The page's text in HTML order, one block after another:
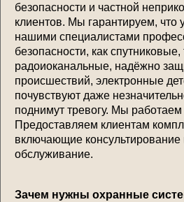
безопасности и частной
клиентов. Мы гарантируем, что
нашими специалистами
безопасности, как спутниковые,
радоиоканальные, надёжно
происшествий, электронные
почувствуют даже
поднимут тревогу. Мы работаем
Предоставляем клиентам
включающие консультирование
обслуживание.
Зачем нужны охранные